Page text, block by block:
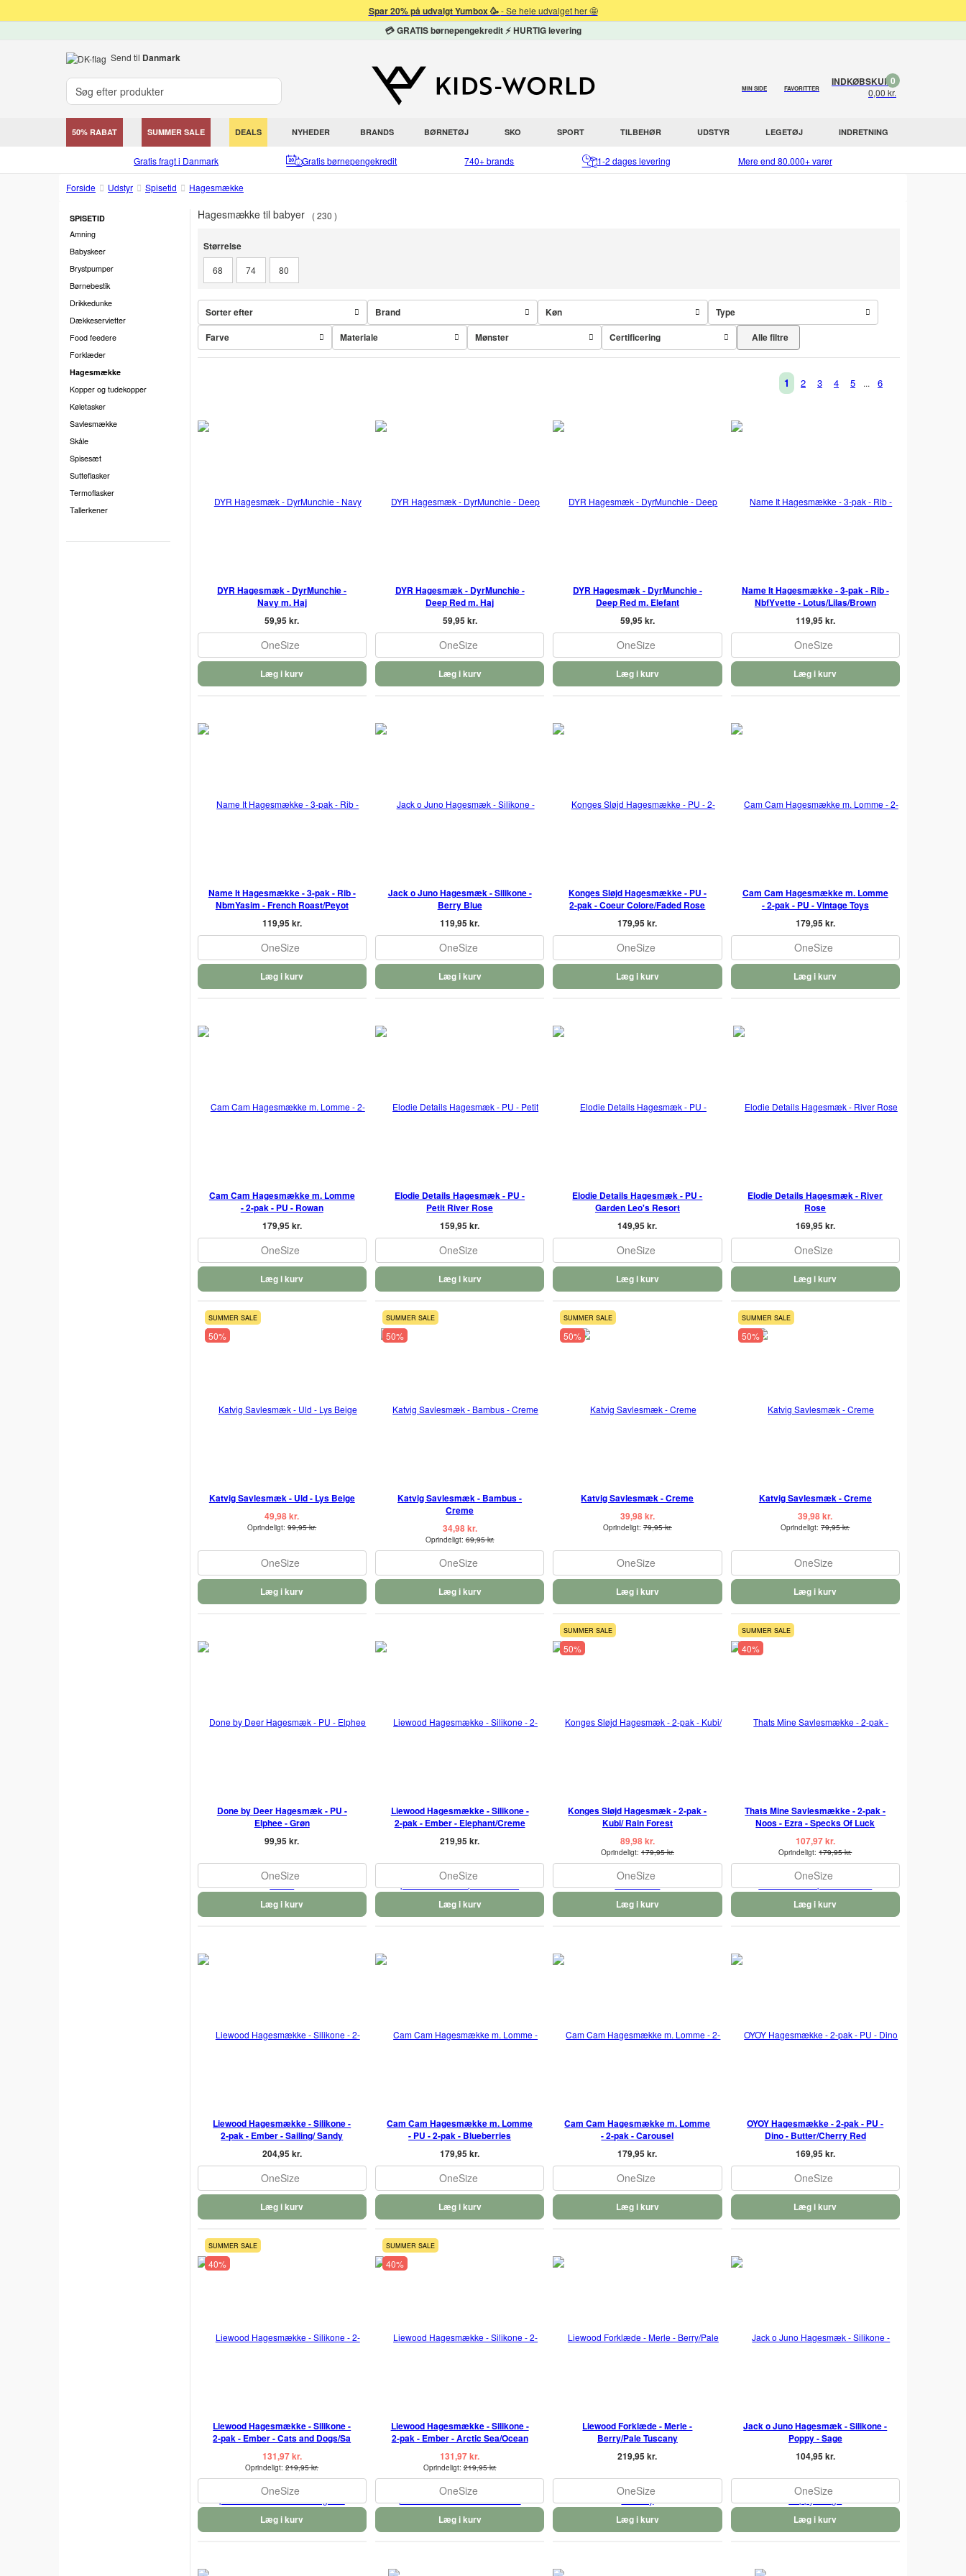
Spar 20% på udvalgt Yumbox 🥳- Se hele udvalget her 🤩
💳 GRATIS børnepengekredit ⚡ HURTIG levering
Send til Danmark
MIN SIDE FAVORITTER
INDKØBSKURV
0,00 kr.
0
50% RABAT SUMMER SALE DEALS NYHEDER BRANDS BØRNETØJ SKO SPORT TILBEHØR UDSTYR LEGETØJ INDRETNING
Gratis fragt i Danmark Gratis børnepengekredit 740+ brands 1-2 dages levering Mere end 80.000+ varer
Forside Udstyr Spisetid Hagesmække
SPISETID
Amning
Babyskeer
Brystpumper
Børnebestik
Drikkedunke
Dækkeservietter
Food feedere
Forklæder
Hagesmække
Kopper og tudekopper
Køletasker
Savlesmække
Skåle
Spisesæt
Sutteflasker
Termoflasker
Tallerkener
Hagesmække til babyer
230
Størrelse
68 74 80
Sorter efter Brand Køn
Type
Farve
Materiale Mønster Certificering Alle filtre
1 2 3 4 5 ... 6
DYR Hagesmæk - DyrMunchie -
Navy m. Haj
59,95 kr.
OneSize
Læg i kurv
DYR Hagesmæk - DyrMunchie -
Deep Red m. Haj
59,95 kr.
OneSize
Læg i kurv
DYR Hagesmæk - DyrMunchie -
Deep Red m. Elefant
59,95 kr.
OneSize
Læg i kurv
Name It Hagesmække - 3-pak - Rib -
NbfYvette - Lotus/Lilas/Brown
119,95 kr.
OneSize
Læg i kurv
Name It Hagesmække - 3-pak - Rib -
NbmYasim - French Roast/Peyot
119,95 kr.
OneSize
Læg i kurv
Jack o Juno Hagesmæk - Silikone -
Berry Blue
119,95 kr.
OneSize
Læg i kurv
Konges Sløjd Hagesmække - PU -
2-pak - Coeur Colore/Faded Rose
179,95 kr.
OneSize
Læg i kurv
Cam Cam Hagesmække m. Lomme
- 2-pak - PU - Vintage Toys
179,95 kr.
OneSize
Læg i kurv
Cam Cam Hagesmække m. Lomme
- 2-pak - PU - Rowan
179,95 kr.
OneSize
Læg i kurv
Elodie Details Hagesmæk - PU -
Petit River Rose
159,95 kr.
OneSize
Læg i kurv
Elodie Details Hagesmæk - PU -
Garden Leo's Resort
149,95 kr.
OneSize
Læg i kurv
Elodie Details Hagesmæk - River
Rose
169,95 kr.
OneSize
Læg i kurv
SUMMER SALE
50%
Katvig Savlesmæk - Uld - Lys Beige
49,98 kr.
Oprindeligt:99,95 kr.
OneSize
Læg i kurv
SUMMER SALE
50%
Katvig Savlesmæk - Bambus -
Creme
34,98 kr.
Oprindeligt:69,95 kr.
OneSize
Læg i kurv
SUMMER SALE
50%
Katvig Savlesmæk - Creme
39,98 kr.
Oprindeligt: 79,95 kr.
OneSize
Læg i kurv
SUMMER SALE
50%
Katvig Savlesmæk - Creme
39,98 kr.
Oprindeligt:79,95 kr.
OneSize
Læg i kurv
Done by Deer Hagesmæk - PU -
Elphee - Grøn
99,95 kr.
OneSize
Læg i kurv
Liewood Hagesmække - Silikone -
2-pak - Ember - Elephant/Creme
219,95 kr.
OneSize
Læg i kurv
SUMMER SALE
50%
Konges Sløjd Hagesmæk - 2-pak -
Kubi/ Rain Forest
89,98 kr.
Oprindeligt: 179,95 kr.
OneSize
Læg i kurv
SUMMER SALE
40%
Thats Mine Savlesmække - 2-pak -
Noos - Ezra - Specks Of Luck
107,97 kr.
Oprindeligt:179,95 kr.
OneSize
Læg i kurv
Liewood Hagesmække - Silikone -
2-pak - Ember - Sailing/ Sandy
204,95 kr.
OneSize
Læg i kurv
Cam Cam Hagesmække m. Lomme
- PU - 2-pak - Blueberries
179,95 kr.
OneSize
Læg i kurv
Cam Cam Hagesmække m. Lomme
- 2-pak - Carousel
179,95 kr.
OneSize
Læg i kurv
OYOY Hagesmække - 2-pak - PU -
Dino - Butter/Cherry Red
169,95 kr.
OneSize
Læg i kurv
SUMMER SALE
40%
Liewood Hagesmække - Silikone -
2-pak - Ember - Cats and Dogs/Sa
131,97 kr.
Oprindeligt:219,95 kr.
OneSize
Læg i kurv
SUMMER SALE
40%
Liewood Hagesmække - Silikone -
2-pak - Ember - Arctic Sea/Ocean
131,97 kr.
Oprindeligt:219,95 kr.
OneSize
Læg i kurv
Liewood Forklæde - Merle -
Berry/Pale Tuscany
219,95 kr.
OneSize
Læg i kurv
Jack o Juno Hagesmæk - Silikone -
Poppy - Sage
104,95 kr.
OneSize
Læg i kurv